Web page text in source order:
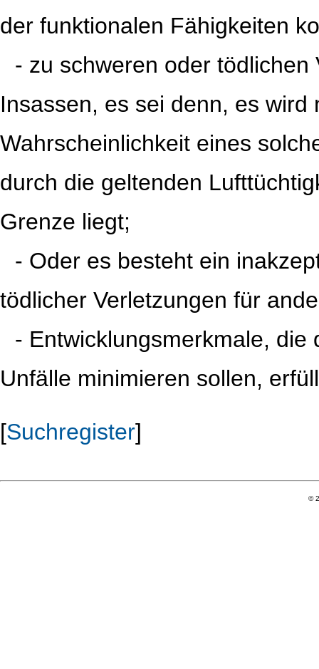
der funktionalen Fähigkeiten
- zu schweren oder
Insassen, es sei denn, es
Wahrscheinlichkeit eines
durch die geltenden
Grenze liegt;
- Oder es besteht ein
tödlicher Verletzungen für
- Entwicklungsmerkmale, die
Unfälle minimieren sollen,
[Suchregister]
©